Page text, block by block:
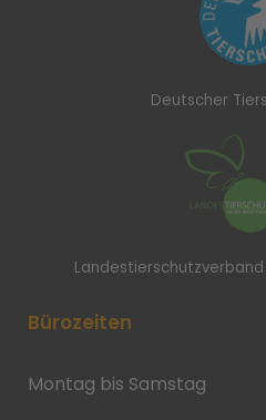
Deutscher
Bürozeiten
Montag bis Samstag